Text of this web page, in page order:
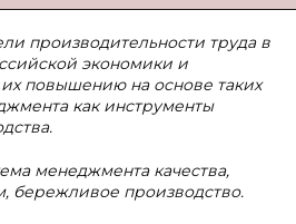
производительности труда в
экономики и
повышению на основе таких
как инструменты
менеджмента качества,
бережливое производство.